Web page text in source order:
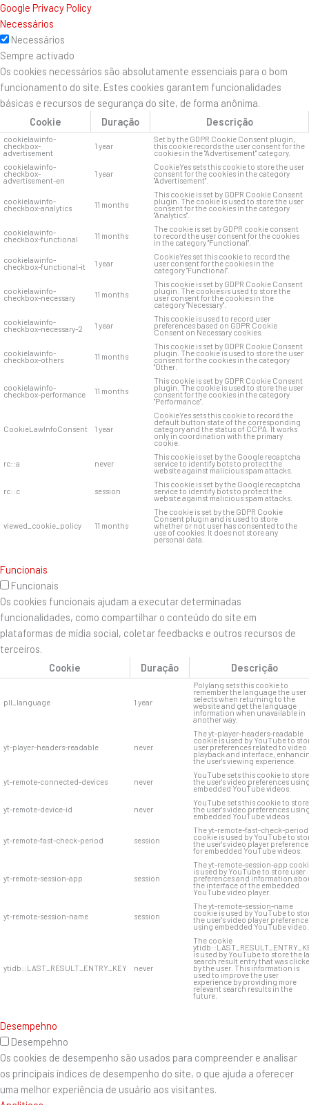
Google Privacy Policy
Necessários
Necessários
Sempre activado
Os cookies necessários são absolutamente essenciais para o bom
funcionamento do site. Estes cookies garantem funcionalidades
básicas e recursos de segurança do site, de forma anônima.
Cookie
Duração Descrição
cookielawinfo-
checkbox-
advertisement
1 year
Set by the GDPR Cookie Consent plugin,
this cookie records the user consent for the
cookies in the "Advertisement" category.
cookielawinfo-
checkbox-
advertisement-en
1 year
CookieYes sets this cookie to store the user
consent for the cookies in the category
"Advertisement".
cookielawinfo-
checkbox-analytics 11 months
This cookie is set by GDPR Cookie Consent
plugin. The cookie is used to store the user
consent for the cookies in the category
"Analytics".
cookielawinfo-
checkbox-functional 11 months
The cookie is set by GDPR cookie consent
to record the user consent for the cookies
in the category "Functional".
cookielawinfo-
checkbox-functional-it 1 year
CookieYes set this cookie to record the
user consent for the cookies in the
category "Functional".
cookielawinfo-
checkbox-necessary 11 months
This cookie is set by GDPR Cookie Consent
plugin. The cookies is used to store the
user consent for the cookies in the
category "Necessary".
cookielawinfo-
checkbox-necessary-2 1 year
This cookie is used to record user
preferences based on GDPR Cookie
Consent on Necessary cookies.
cookielawinfo-
checkbox-others 11 months
This cookie is set by GDPR Cookie Consent
plugin. The cookie is used to store the user
consent for the cookies in the category
"Other.
cookielawinfo-
checkbox-performance 11 months
This cookie is set by GDPR Cookie Consent
plugin. The cookie is used to store the user
consent for the cookies in the category
"Performance".
CookieLawInfoConsent 1 year
CookieYes sets this cookie to record the
default button state of the corresponding
category and the status of CCPA. It works
only in coordination with the primary
cookie.
rc::a never
This cookie is set by the Google recaptcha
service to identify bots to protect the
website against malicious spam attacks.
rc::c session
This cookie is set by the Google recaptcha
service to identify bots to protect the
website against malicious spam attacks.
viewed_cookie_policy 11 months
The cookie is set by the GDPR Cookie
Consent plugin and is used to store
whether or not user has consented to the
use of cookies. It does not store any
personal data.
Funcionais
Funcionais
Os cookies funcionais ajudam a executar determinadas
funcionalidades, como compartilhar o conteúdo do site em
plataformas de mídia social, coletar feedbacks e outros recursos de
terceiros.
Cookie
Duração Descrição
pll_language 1 year
Polylang sets this cookie to
remember the language the user
selects when returning to the
website and get the language
information when unavailable in
another way.
yt-player-headers-readable never
The yt-player-headers-readable
cookie is used by YouTube to
user preferences related to video
playback and interface,
the user's viewing experience.
yt-remote-connected-devices never
YouTube sets this cookie to store
the user's video preferences
embedded YouTube videos.
yt-remote-device-id never
YouTube sets this cookie to store
the user's video preferences
embedded YouTube videos.
yt-remote-fast-check-period session
The yt-remote-fast-check-period
cookie is used by YouTube to
the user's video player
for embedded YouTube videos.
yt-remote-session-app session
The yt-remote-session-app
is used by YouTube to store user
preferences and information
the interface of the embedded
YouTube video player.
yt-remote-session-name session
The yt-remote-session-name
cookie is used by YouTube to
the user's video player
using embedded YouTube video.
ytidb::LAST_RESULT_ENTRY_KEY never
The cookie
is used by YouTube to store the
search result entry that was
by the user. This information is
used to improve the user
experience by providing more
relevant search results in the
future.
Desempehno
Desempehno
Os cookies de desempenho são usados ​​para compreender e analisar
os principais índices de desempenho do site, o que ajuda a oferecer
uma melhor experiência de usuário aos visitantes.